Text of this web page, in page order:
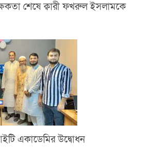
শেষে ক্বারী ফখরুল ইসলামকে
একাডেমির উদ্বোধন